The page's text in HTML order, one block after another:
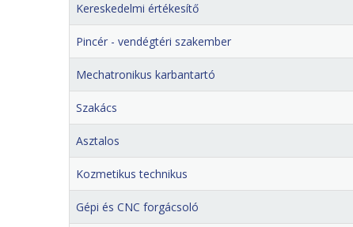
Kereskedelmi értékesítő
Pincér - vendégtéri szakember
Mechatronikus karbantartó
Szakács
Asztalos
Kozmetikus technikus
Gépi és CNC forgácsoló